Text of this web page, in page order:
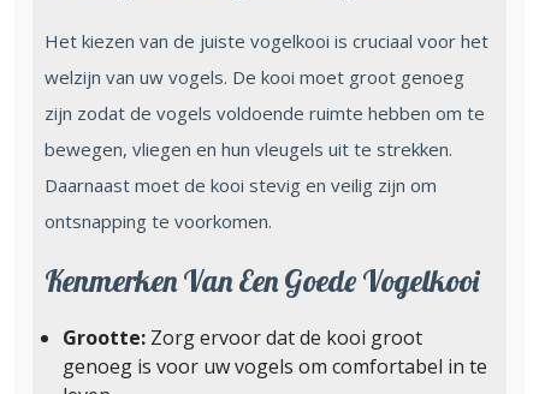
Het kiezen van de juiste vogelkooi is cruciaal voor het
welzijn van uw vogels. De kooi moet groot genoeg
zijn zodat de vogels voldoende ruimte hebben om te
bewegen, vliegen en hun vleugels uit te strekken.
Daarnaast moet de kooi stevig en veilig zijn om
ontsnapping te voorkomen.
Kenmerken Van Een Goede Vogelkooi
Grootte: Zorg ervoor dat de kooi groot
genoeg is voor uw vogels om comfortabel in te